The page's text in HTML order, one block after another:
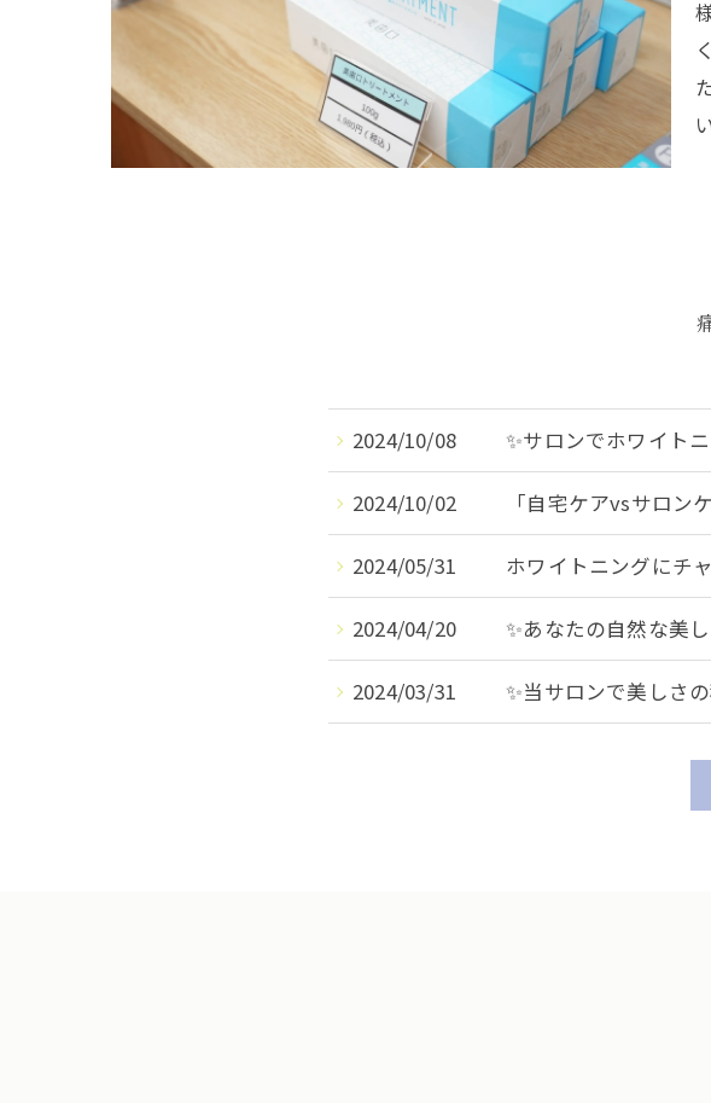
2024/10/08 ✨サロンでホワイト
2024/10/02 「自宅ケアvsサロン
2024/05/31 ホワイトニングにチ
2024/04/20 ✨あなたの自然な美
2024/03/31 ✨当サロンで美しさ